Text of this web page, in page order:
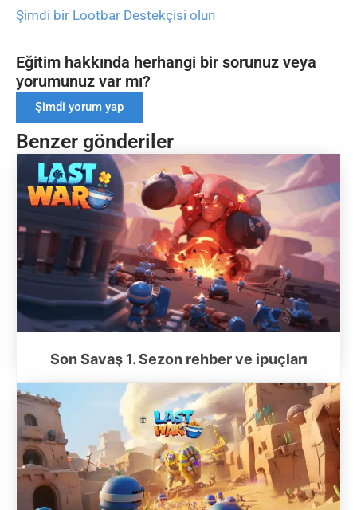
Şimdi bir Lootbar Destekçisi olun
Eğitim hakkında herhangi bir sorunuz veya
yorumunuz var mı?
Şimdi yorum yap
Benzer gönderiler
Son Savaş 1. Sezon rehber ve ipuçları